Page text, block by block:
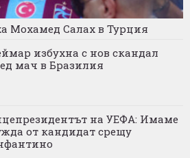
Мохамед Салах в Турция
избухна с нов скандал
мач в Бразилия
на УЕФА: Имаме
от кандидат срещу